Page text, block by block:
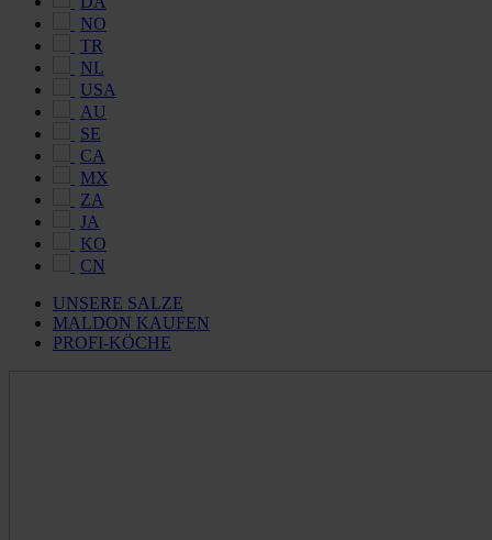
NO
TR
NL
USA
AU
SE
CA
MX
ZA
JA
KO
CN
UNSERE SALZE
MALDON KAUFEN
PROFI-KÖCHE